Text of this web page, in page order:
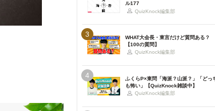
ル177
QuizKnock編集部
3
WHAT大会長・東言だけど質問ある？
【100の質問】
QuizKnock編集部
4
ふくらP×東問「海派？山派？」「どっ
も怖い」【QuizKnock雑談中】
QuizKnock編集部